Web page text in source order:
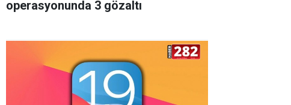
operasyonunda 3 gözaltı